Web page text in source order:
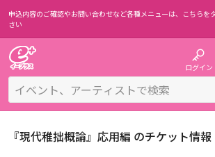
申込内容のご確認やお問い合わせなど各種メニューは、 こちらを
さい
ログイン
『現代稚拙概論』応用編 のチケット情